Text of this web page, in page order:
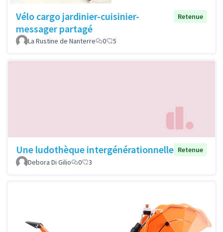
Vélo cargo jardinier-cuisinier-
messager partagé
Retenue
La Rustine de Nanterre 0 5
Une ludothèque intergénérationnelle Retenue
Debora Di Gilio
0 3